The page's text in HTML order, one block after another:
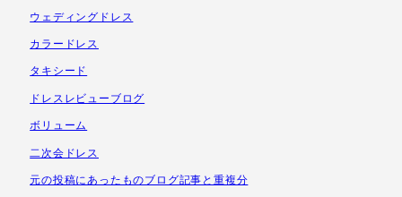
ウェディングドレス
カラードレス
タキシード
ドレスレビューブログ
ボリューム
二次会ドレス
元の投稿にあったものブログ記事と重複分